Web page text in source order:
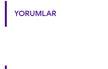
YORUMLAR